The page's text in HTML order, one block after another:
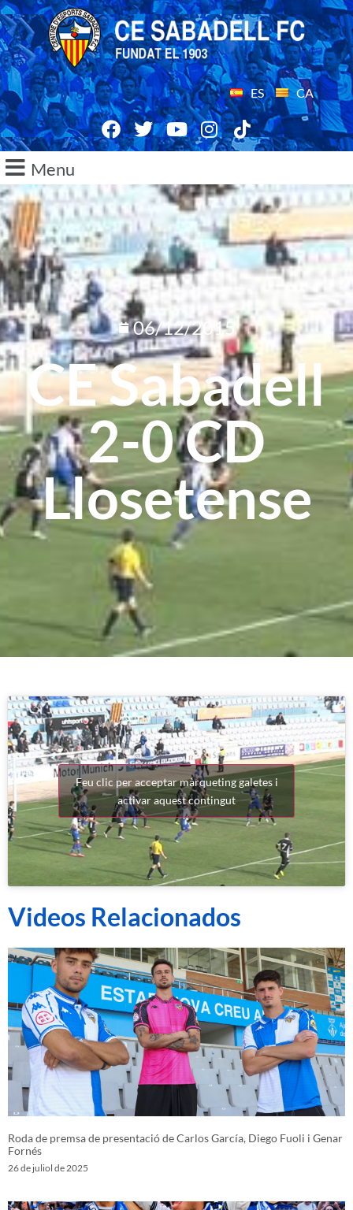
ES CA
Menu
06/12/2015
CE Sabadell
2-0 CD
Llosetense
Feu clic per acceptar màrqueting galetes i
activar aquest contingut
Videos Relacionados
Roda de premsa de presentació de Carlos García, Diego Fuoli i Genar
Fornés
26 de juliol de 2025